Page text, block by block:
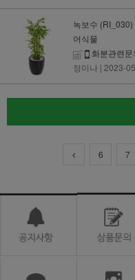
녹보수
어식물
화분관련문
정미나 | 2023-
6 7